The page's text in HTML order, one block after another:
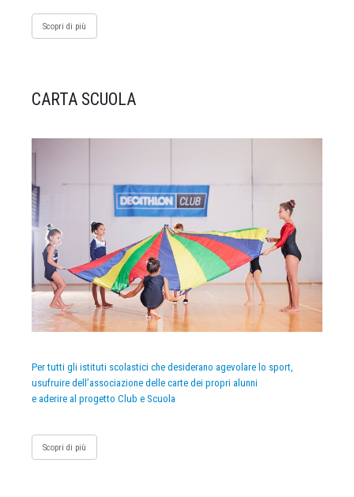
Scopri di più
CARTA SCUOLA
Per tutti gli istituti scolastici che desiderano agevolare lo sport,
usufruire dell’associazione delle carte dei propri alunni
e aderire al progetto Club e Scuola
Scopri di più